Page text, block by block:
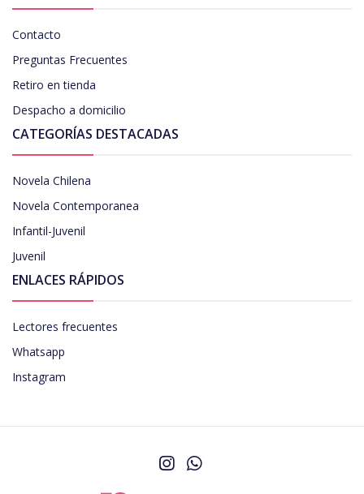
Contacto
Preguntas Frecuentes
Retiro en tienda
Despacho a domicilio
CATEGORÍAS DESTACADAS
Novela Chilena
Novela Contemporanea
Infantil-Juvenil
Juvenil
ENLACES RÁPIDOS
Lectores frecuentes
Whatsapp
Instagram